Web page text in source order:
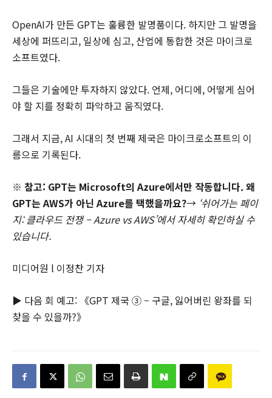
OpenAI가 만든 GPT는 훌륭한 발명품이다. 하지만 그 발명을
세상에 퍼뜨리고, 일상에 심고, 산업에 통합한 것은 마이크로
소프트였다.
그들은 기술에만 투자하지 않았다. 언제, 어디에, 어떻게 심어
야 할 지를 정확히 파악하고 움직였다.
그래서 지금, AI 시대의 첫 번째 제국은 마이크로소프트의 이
름으로 기록된다.
※ 참고: GPT는 Microsoft의 Azure에서만 작동합니다. 왜
GPT는 AWS가 아닌 Azure를 택했을까요?→ ‘쉬어가는 페이
지: 클라우드 전쟁 – Azure vs AWS’에서 자세히 확인하실 수
있습니다.
미디어원 l 이정찬 기자
▶ 다음 회 예고: 《GPT 제국 ③ – 구글, 잃어버린 왕좌를 되
찾을 수 있을까?》